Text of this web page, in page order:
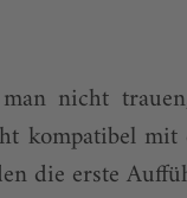
nicht
kompatibel
die erste